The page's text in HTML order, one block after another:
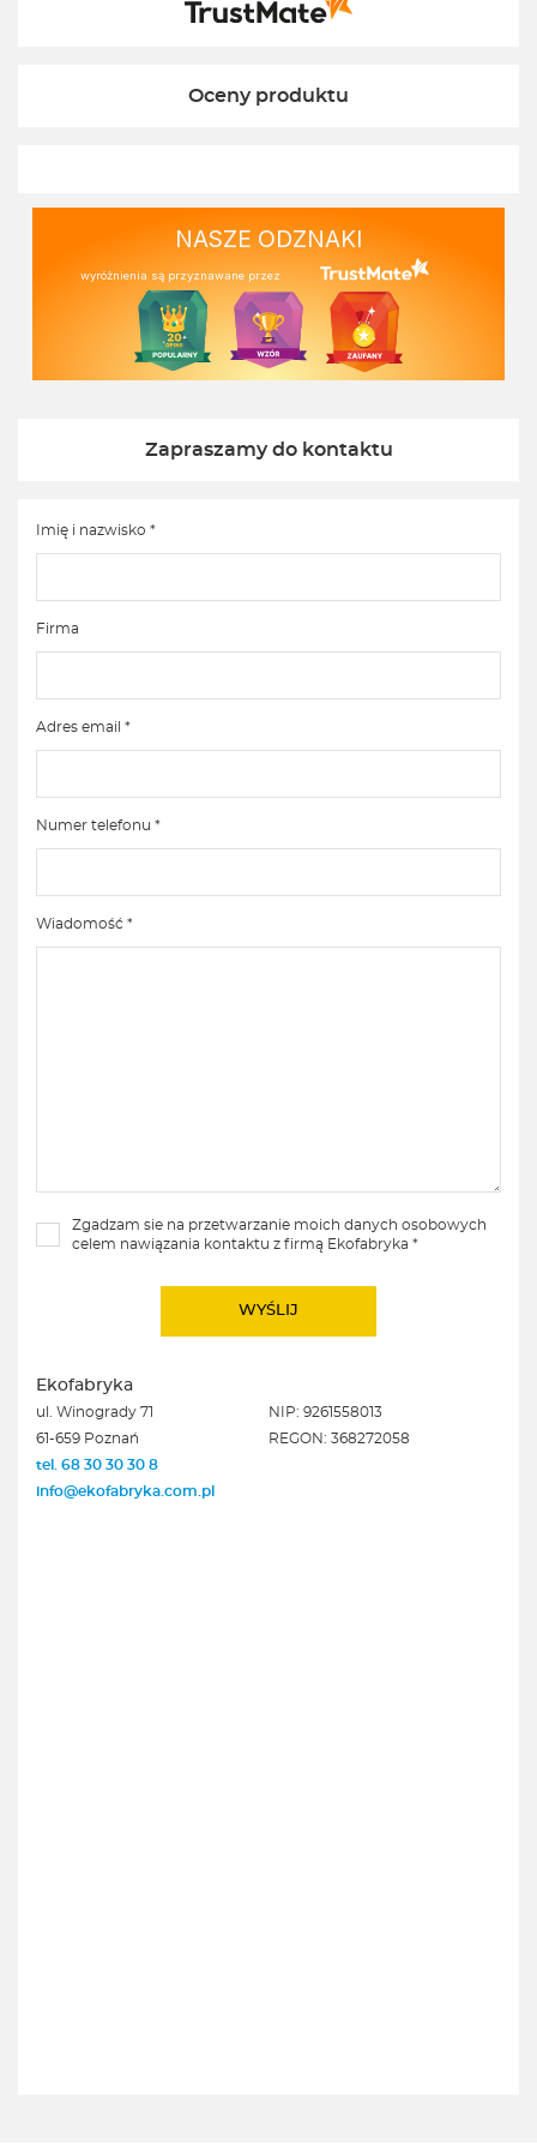
Pozdrawiamy
Oceny produktu
NASZE ODZNAKI
wyróżnienia są przyznawane przez
Zapraszamy do kontaktu
Imię i nazwisko *
Firma
Adres email *
Numer telefonu *
Wiadomość *
Zgadzam sie na przetwarzanie moich danych osobowych
celem nawiązania kontaktu z firmą Ekofabryka *
Ekofabryka
ul. Winogrady 71
61-659 Poznań
tel. 68 30 30 30 8
info@ekofabryka.com.pl
NIP: 9261558013
REGON: 368272058